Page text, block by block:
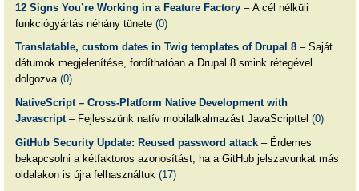
12 Signs You’re Working in a Feature Factory– A cél nélküli
funkciógyártás néhány tünete (0)
Translatable, custom dates in Twig templates of Drupal 8– Saját
dátumok megjelenítése, fordíthatóan a Drupal 8 smink rétegével
dolgozva (0)
NativeScript – Cross-Platform Native Development with
Javascript– Fejlesszünk natív mobilalkalmazást JavaScripttel (0)
GitHub Security Update: Reused password attack– Érdemes
bekapcsolni a kétfaktoros azonosítást, ha a GitHub jelszavunkat más
oldalakon is újra felhasználtuk (17)